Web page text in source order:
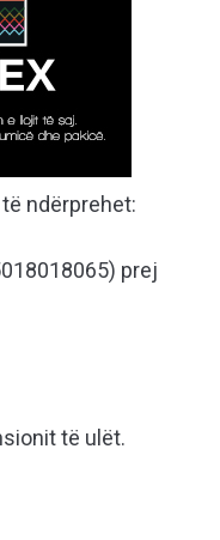
ndërprehet:
prej
të ulët.